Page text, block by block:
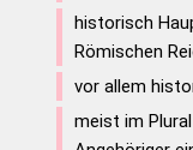
historisch
Römischen
vor allem
meist im